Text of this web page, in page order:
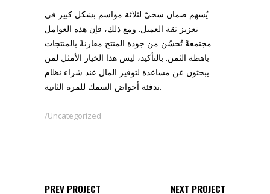
يُسهم ضمان سخيّ لثلاثة مواسم بشكل كبير في
تعزيز ثقة العميل. ومع ذلك، فإن هذه العوامل
مجتمعةً تُحسّن من جودة المنتج مقارنةً بالمنتجات
باهظة الثمن. بالتأكيد، ليس هذا الخيار الأمثل لمن
يبحثون عن مساعدة لتوفير المال عند شراء نظام
تدفئة أحواض السمك للمرة الثانية.
Uncategorized
PREV PROJECT NEXT PROJECT